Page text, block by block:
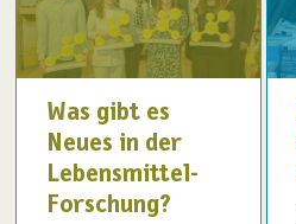
Was gibt es
Neues in der
Lebensmittel-
Forschung?